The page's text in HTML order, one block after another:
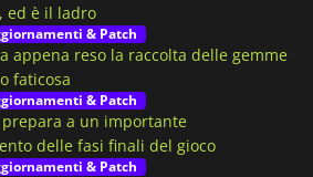
ed è il ladro
& Patch
appena reso la raccolta delle gemme
faticosa
& Patch
a un importante
delle fasi finali del gioco
& Patch